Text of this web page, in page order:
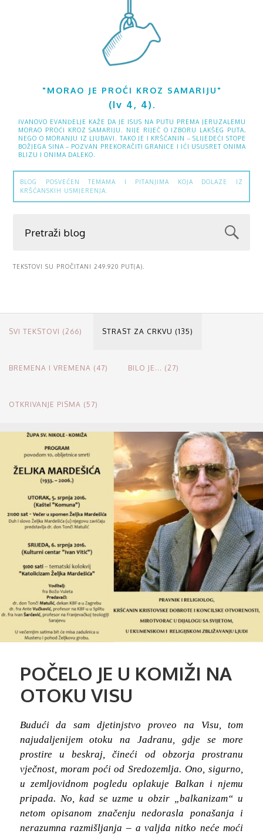
"MORAO JE PROĆI KROZ SAMARIJU"
(Iv 4, 4).
IVANOVO EVANĐELJE KAŽE DA JE ISUS NA PUTU PREMA JERUZALEMU
MORAO PROĆI KROZ SAMARIJU. NIJE RIJEČ O IZBORU LAKŠEG PUTA,
NEGO O MORANJU IZ LJUBAVI. TAKO JE I KRŠĆANIN – SLIJEDEĆI STOPE
BOŽJEGA SINA – POZVAN PREKORAČITI GRANICE I IĆI USUSRET ONIMA
BLIZU I ONIMA DALEKO.
BLOG POSVEĆEN TEMAMA I PITANJIMA KOJA DOLAZE IZ
KRŠĆANSKIH USMJERENJA.
TEKSTOVI SU PROČITANI 249.920 PUT(A).
SVI TEKSTOVI (266) STRAST ZA CRKVU (135)
BREMENA I VREMENA (47) BILO JE... (27)
OTKRIVANJE PISMA (57)
POČELO JE U KOMIŽI NA
OTOKU VISU
Budući da sam djetinjstvo proveo na Visu, tom
najudaljenijem otoku na Jadranu, gdje se more
prostire u beskraj, čineći od obzorja prostranu
vječnost, moram poći od Sredozemlja. Ono, sigurno,
u zemljovidnom pogledu oplakuje Balkan i njemu
pripada. No, kad se uzme u obzir „balkanizam“ u
netom opisanom značenju nedorasla ponašanja i
nerazumna razmišljanja – a valjda nitko neće moći